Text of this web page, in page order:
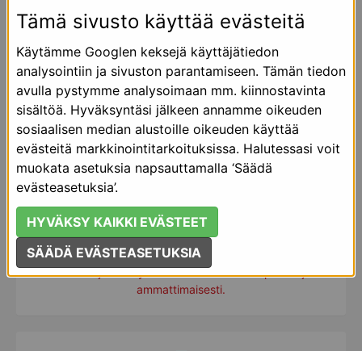
Tapahtumaturva
Järjestyksenvalvontapalvelut tapahtumiin
Myymäläturva
Tarjoamme kaupan alalle täydellisen palveluvalikoiman.
Sosiaali- ja terveydenhuolto
Sosiaali- ja terveydenhuollon turvallisuuspalveluja
ammattimaisesti.
Tämä sivusto käyttää evästeitä
Käytämme Googlen keksejä käyttäjätiedon
analysointiin ja sivuston parantamiseen. Tämän tiedon
avulla pystymme analysoimaan mm. kiinnostavinta
sisältöä. Hyväksyntäsi jälkeen annamme oikeuden
sosiaalisen median alustoille oikeuden käyttää
evästeitä markkinointitarkoituksissa. Halutessasi voit
muokata asetuksia napsauttamalla ‘Säädä
evästeasetuksia’.
HYVÄKSY KAIKKI EVÄSTEET
SÄÄDÄ EVÄSTEASETUKSIA